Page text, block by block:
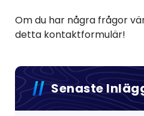
Om du har några frågor
detta kontaktformulär!
Senaste